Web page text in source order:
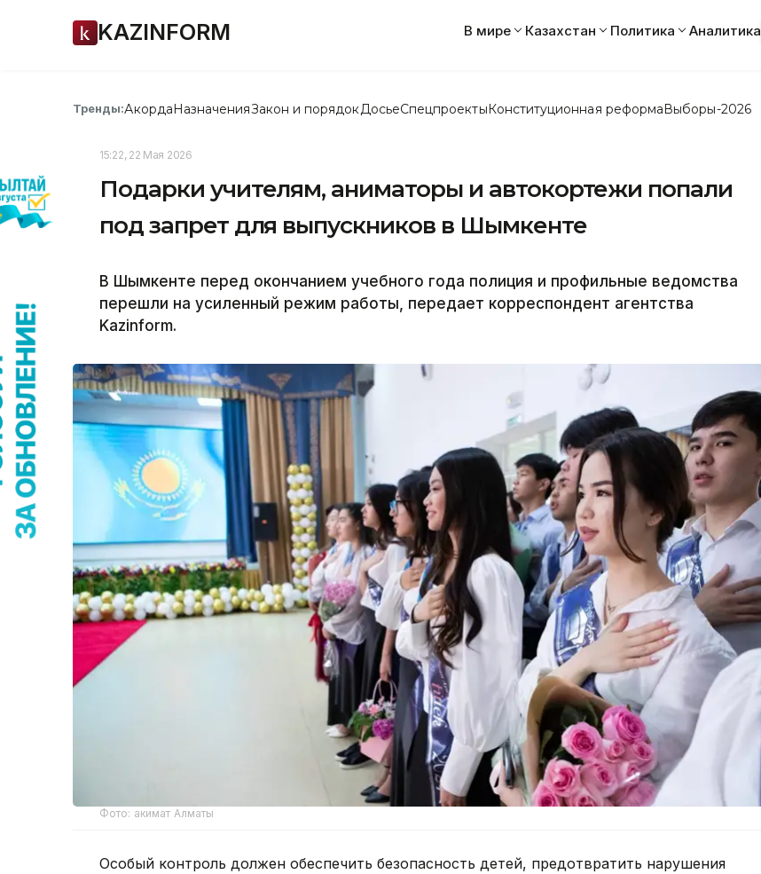
KAZINFORM В мире Казахстан Политика Аналитика
Тренды:АкордаНазначенияЗакон и порядок ДосьеСпецпроектыКонституционная реформаВыборы-2026
15:22, 22 Мая 2026
Подарки учителям, аниматоры и автокортежи попали
под запрет для выпускников в Шымкенте
В Шымкенте перед окончанием учебного года полиция и профильные ведомства
перешли на усиленный режим работы, передает корреспондент агентства
Kazinform.
Фото: акимат Алматы
Особый контроль должен обеспечить безопасность детей, предотвратить нарушения